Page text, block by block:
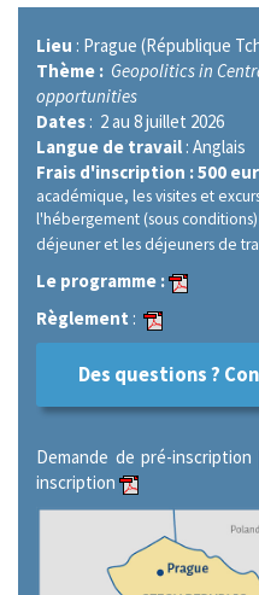
Lieu : Prague (République
Thème : Geopolitics in
opportunities
Dates : 2 au 8 juillet 2026
Langue de travail : Anglais
Frais d'inscription : 500
académique, les visites et
l'hébergement (sous
déjeuner et les déjeuners de
Le programme :
Règlement :
Des questions ?
Demande de pré-inscription
inscription